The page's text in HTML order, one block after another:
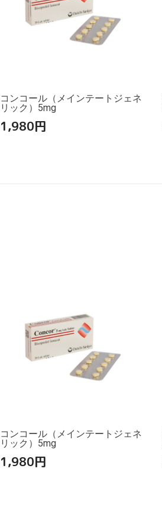
コンコール（メインテートジェネ
リック）5mg
1,980円
コンコール（メインテートジェネ
リック）5mg
1,980円